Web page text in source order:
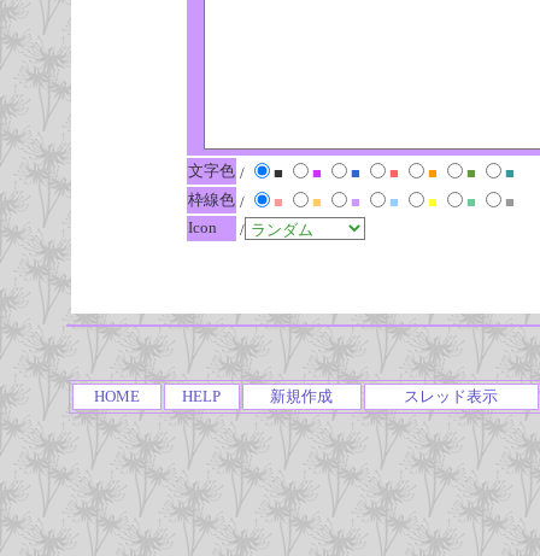
文字色 / ■ ■ ■ ■ ■ ■
■
枠線色 / ■ ■ ■ ■ ■ ■
■
Icon
/
HOME HELP 新規作成 スレッド表示